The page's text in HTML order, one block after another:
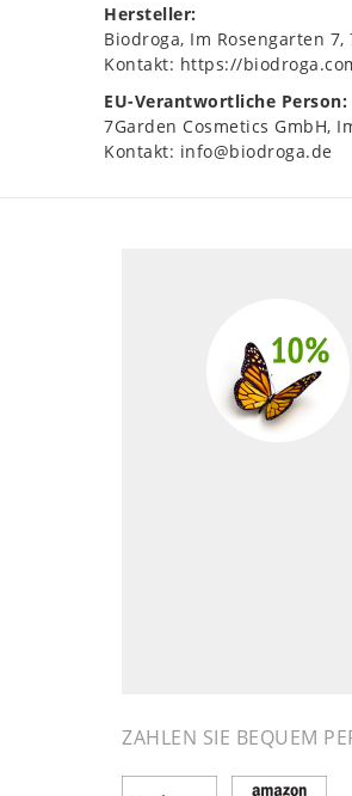
Hersteller:
Biodroga Im Rosengarten 7
Kontakt: https://
EU-Verantwortliche Person:
7Garden Cosmetics GmbH
Kontakt: info@biodroga.de
ZAHLEN SIE BEQUEM